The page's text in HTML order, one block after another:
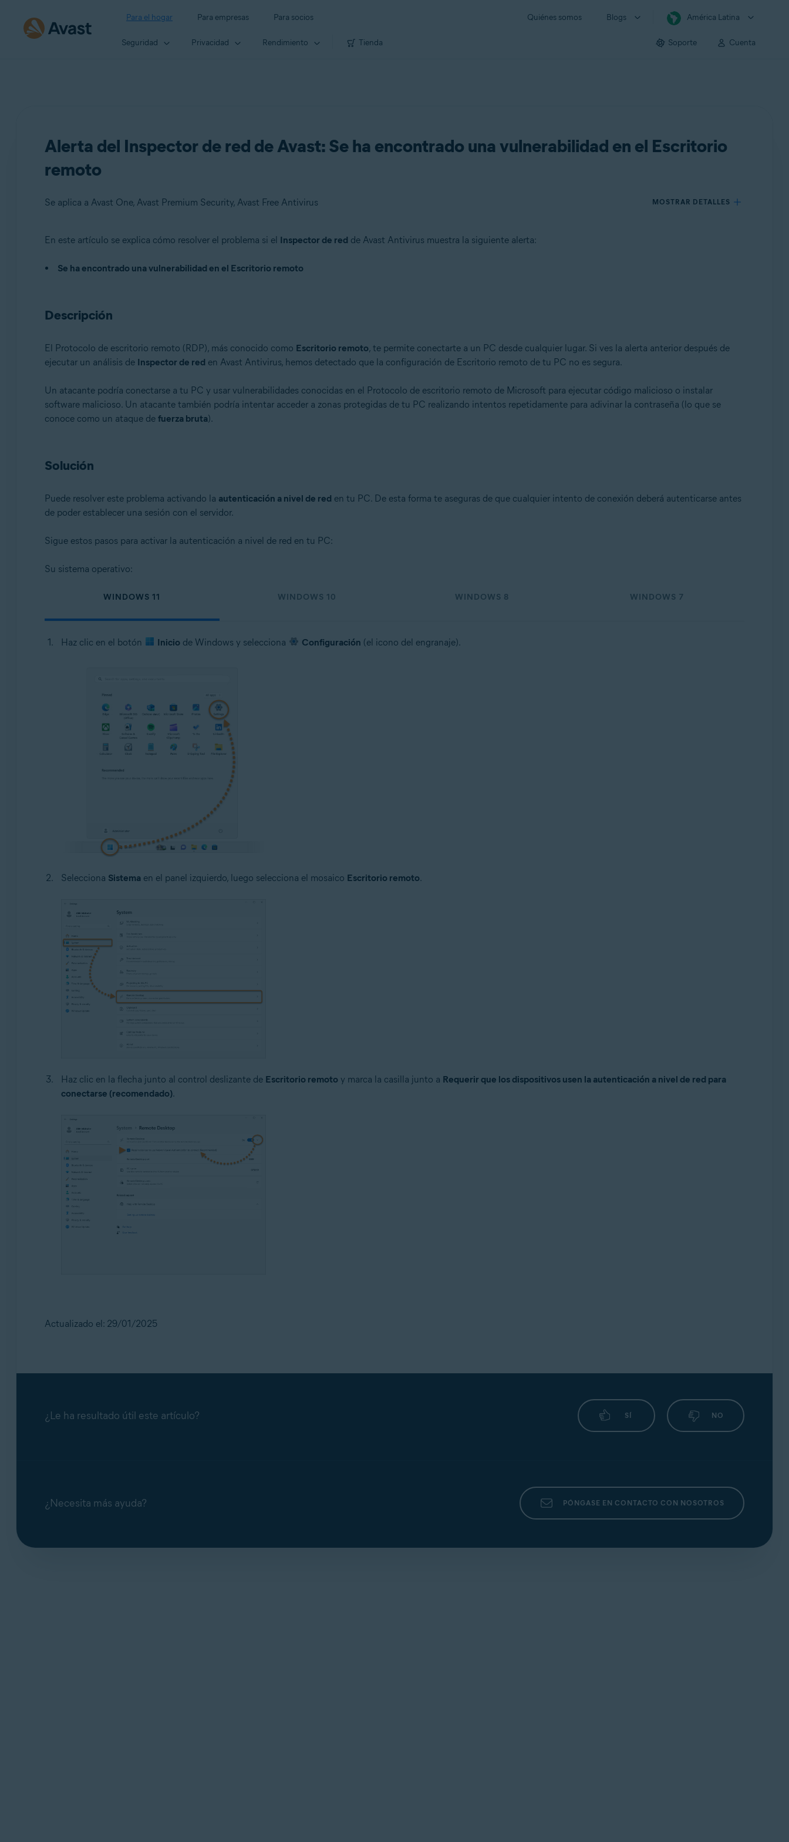
Para el hogar Para empresas Para socios Quiénes somos Blogs América Latina
Seguridad Privacidad Rendimiento Tienda Soporte Cuenta
Alerta del Inspector de red de Avast: Se ha encontrado una vulnerabilidad en el Escritorio
remoto
Se aplica a Avast One, Avast Premium Security, Avast Free Antivirus MOSTRAR DETALLES
Avast One
Sistemas operativos:
En este artículo se explica cómo resolver el problema si el Inspector de red de Avast Antivirus muestra la siguiente alerta:
Se ha encontrado una vulnerabilidad en el Escritorio remoto
Descripción
El Protocolo de escritorio remoto (RDP), más conocido como Escritorio remoto, te permite conectarte a un PC desde cualquier lugar. Si ves la alerta anterior después de
ejecutar un análisis de Inspector de red en Avast Antivirus, hemos detectado que la configuración de Escritorio remoto de tu PC no es segura.
Un atacante podría conectarse a tu PC y usar vulnerabilidades conocidas en el Protocolo de escritorio remoto de Microsoft para ejecutar código malicioso o instalar
software malicioso. Un atacante también podría intentar acceder a zonas protegidas de tu PC realizando intentos repetidamente para adivinar la contraseña (lo que se
conoce como un ataque de fuerza bruta).
Solución
Puede resolver este problema activando la autenticación a nivel de red en tu PC. De esta forma te aseguras de que cualquier intento de conexión deberá autenticarse antes
de poder establecer una sesión con el servidor.
Sigue estos pasos para activar la autenticación a nivel de red en tu PC:
Su sistema operativo:
WINDOWS 11 WINDOWS 10 WINDOWS 8 WINDOWS 7
Haz clic en el botón Inicio de Windows y selecciona Configuración (el icono del engranaje).
Selecciona Sistemaen el panel izquierdo, luego selecciona el mosaico Escritorio remoto.
Haz clic en la flecha junto al control deslizante de Escritorio remoto y marca la casilla junto a Requerir que los dispositivos usen la autenticación a nivel de red para
conectarse (recomendado).
Actualizado el: 29/01/2025
¿Le ha resultado útil este artículo? SÍ NO
¿Necesita más ayuda? PÓNGASE EN CONTACTO CON NOSOTROS